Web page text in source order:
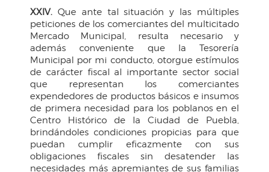
XXIV. Que ante tal situación y las múltiples
peticiones de los comerciantes del multicitado
Mercado Municipal, resulta necesario y
además conveniente que la Tesorería
Municipal por mi conducto, otorgue estímulos
de carácter fiscal al importante sector social
que representan los comerciantes
expendedores de productos básicos e insumos
de primera necesidad para los poblanos en el
Centro Histórico de la Ciudad de Puebla,
brindándoles condiciones propicias para que
puedan cumplir eficazmente con sus
obligaciones fiscales sin desatender las
necesidades más apremiantes de sus familias